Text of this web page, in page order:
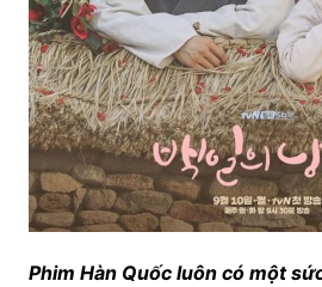
Phim Hàn Quốc luôn có một